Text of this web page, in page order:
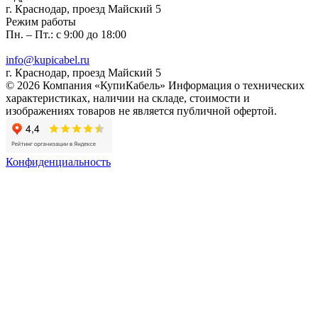
г. Краснодар, проезд Майский 5
Режим работы
Пн. – Пт.: с 9:00 до 18:00
info@kupicabel.ru
г. Краснодар, проезд Майский 5
© 2026 Компания «КупиКабель» Информация о технических
характеристиках, наличии на складе, стоимости и
изображениях товаров не является публичной офертой.
Конфиденциальность